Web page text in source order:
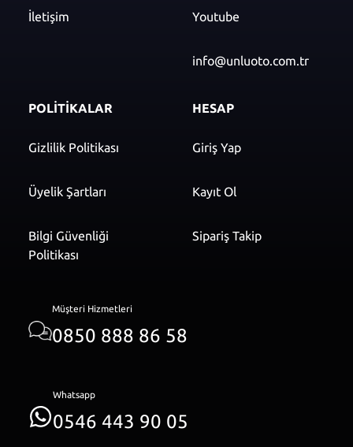
İletişim Youtube
info@unluoto.com.tr
POLİTİKALAR
Gizlilik Politikası
Üyelik Şartları
Bilgi Güvenliği
Politikası
HESAP
Giriş Yap
Kayıt Ol
Sipariş Takip
Müşteri Hizmetleri
0850 888 86 58
Whatsapp
0546 443 90 05